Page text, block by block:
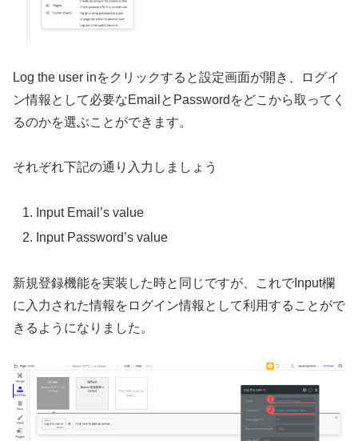
Log the user inをクリックすると設定画面が開き、ログイ
ン情報として必要なEmailとPasswordをどこから取ってく
るのかを選ぶことができます。
それぞれ下記の通り入力しましょう
Input Email’s value
Input Password’s value
新規登録機能を実装した時と同じですが、これでInput欄
に入力された情報をログイン情報として利用することがで
きるようになりました。